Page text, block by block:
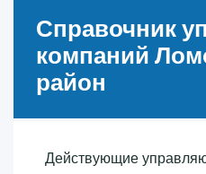
Справочник
компаний
район
Действующие